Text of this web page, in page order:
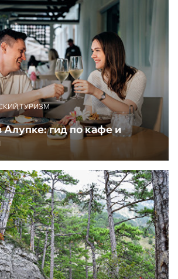
ТУРИЗМ
Алупке: гид по кафе и